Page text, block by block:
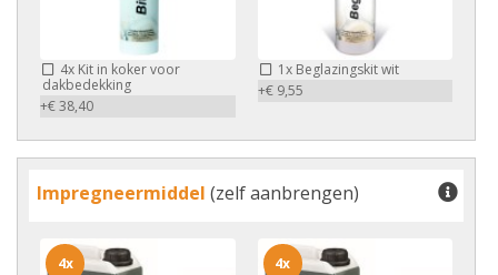
4x Kit in koker voor
dakbedekking
+€ 38,40
1xBeglazingskit wit
+€ 9,55
Impregneermiddel (zelf aanbrengen)
4x 4x